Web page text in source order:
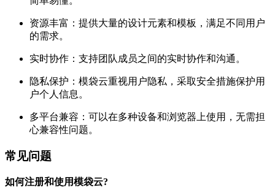
资源丰富：提供大量的设计元素和模板，满足不同用户
的需求。
实时协作：支持团队成员之间的实时协作和沟通。
隐私保护：模袋云重视用户隐私，采取安全措施保护用
户个人信息。
多平台兼容：可以在多种设备和浏览器上使用，无需担
心兼容性问题。
常见问题
如何注册和使用模袋云?